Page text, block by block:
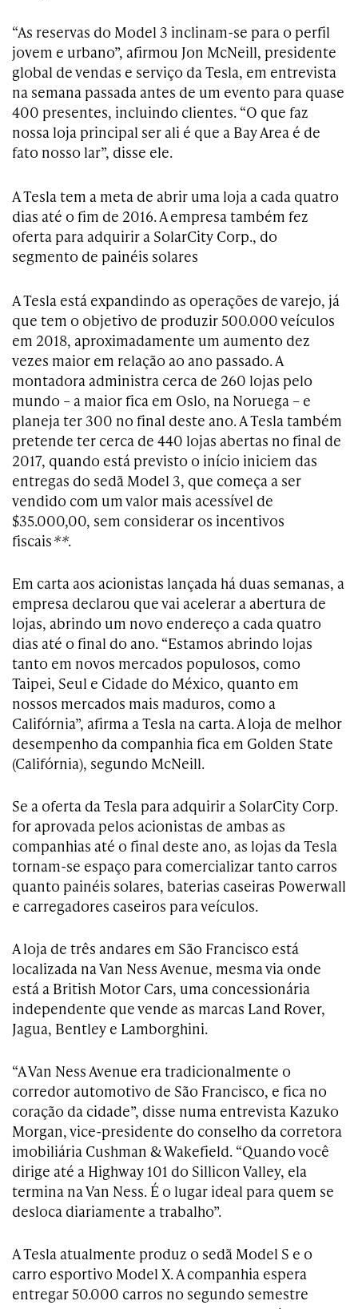
“As reservas do Model 3 inclinam-se para o perfil
jovem e urbano”, afirmou Jon McNeill, presidente
global de vendas e serviço da Tesla, em entrevista
na semana passada antes de um evento para quase
400 presentes, incluindo clientes. “O que faz
nossa loja principal ser ali é que a Bay Area é de
fato nosso lar”, disse ele.
A Tesla tem a meta de abrir uma loja a cada quatro
dias até o fim de 2016. A empresa também fez
oferta para adquirir a SolarCity Corp., do
segmento de painéis solares
A Tesla está expandindo as operações de varejo, já
que tem o objetivo de produzir 500.000 veículos
em 2018, aproximadamente um aumento dez
vezes maior em relação ao ano passado. A
montadora administra cerca de 260 lojas pelo
mundo – a maior fica em Oslo, na Noruega – e
planeja ter 300 no final deste ano. A Tesla também
pretende ter cerca de 440 lojas abertas no final de
2017, quando está previsto o início iniciem das
entregas do sedã Model 3, que começa a ser
vendido com um valor mais acessível de
$35.000,00, sem considerar os incentivos
fiscais**.
Em carta aos acionistas lançada há duas semanas, a
empresa declarou que vai acelerar a abertura de
lojas, abrindo um novo endereço a cada quatro
dias até o final do ano. “Estamos abrindo lojas
tanto em novos mercados populosos, como
Taipei, Seul e Cidade do México, quanto em
nossos mercados mais maduros, como a
Califórnia”, afirma a Tesla na carta. A loja de melhor
desempenho da companhia fica em Golden State
(Califórnia), segundo McNeill.
Se a oferta da Tesla para adquirir a SolarCity Corp.
for aprovada pelos acionistas de ambas as
companhias até o final deste ano, as lojas da Tesla
tornam-se espaço para comercializar tanto carros
quanto painéis solares, baterias caseiras Powerwall
e carregadores caseiros para veículos.
A loja de três andares em São Francisco está
localizada na Van Ness Avenue, mesma via onde
está a British Motor Cars, uma concessionária
independente que vende as marcas Land Rover,
Jagua, Bentley e Lamborghini.
“A Van Ness Avenue era tradicionalmente o
corredor automotivo de São Francisco, e fica no
coração da cidade”, disse numa entrevista Kazuko
Morgan, vice-presidente do conselho da corretora
imobiliária Cushman & Wakefield. “Quando você
dirige até a Highway 101 do Sillicon Valley, ela
termina na Van Ness. É o lugar ideal para quem se
desloca diariamente a trabalho”.
A Tesla atualmente produz o sedã Model S e o
carro esportivo Model X. A companhia espera
entregar 50.000 carros no segundo semestre